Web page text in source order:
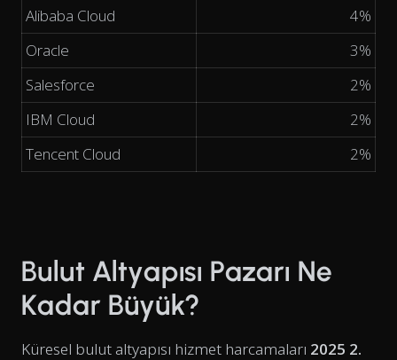
Alibaba Cloud
4%
Oracle
3%
Salesforce
2%
IBM Cloud
2%
Tencent Cloud
2%
Bulut Altyapısı Pazarı Ne
Kadar Büyük?
Küresel bulut altyapısı hizmet harcamaları 2025 2.